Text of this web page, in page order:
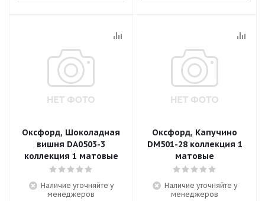
Оксфорд, Шоколадная
вишня DA0503-3
коллекция 1 матовые
Наличие уточняйте у
менеджеров
Оксфорд, Капучино
DM501-28 коллекция 1
матовые
Наличие уточняйте у
менеджеров